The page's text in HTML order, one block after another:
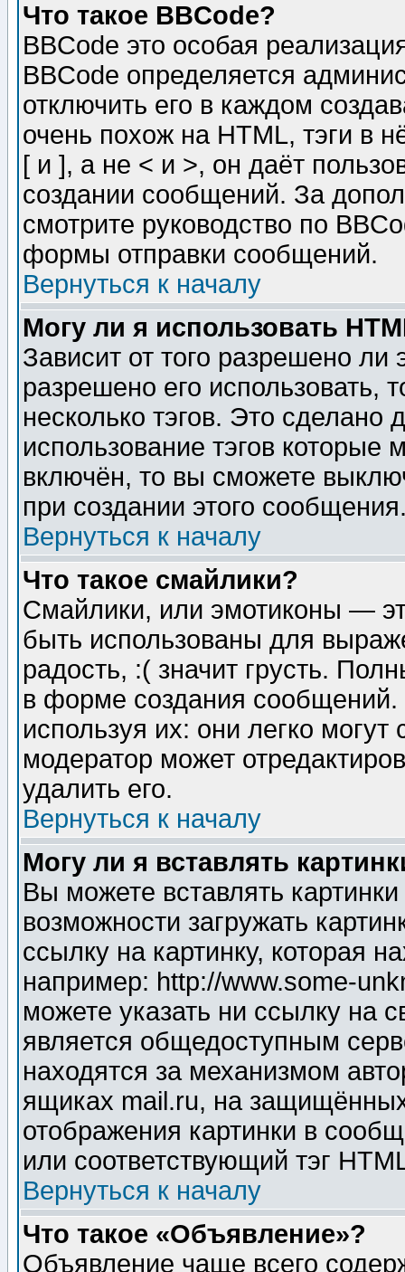
Что такое BBCode?
BBCode это особая
BBCode определяется
отключить его в каждом
очень похож на HTML, тэги в
[ и ], а не < и >, он даёт
создании сообщений. За
смотрите руководство по
формы отправки сообщений.
Вернуться к началу
Могу ли я использовать
Зависит от того разрешено
разрешено его использовать,
несколько тэгов. Это сделано
использование тэгов
включён, то вы сможете
при создании этого
Вернуться к началу
Что такое смайлики?
Смайлики, или эмотиконы —
быть использованы для
радость, :( значит грусть.
в форме создания сообщений.
используя их: они легко
модератор может
удалить его.
Вернуться к началу
Могу ли я вставлять
Вы можете вставлять
возможности загружать
ссылку на картинку, которая
например: http://www.some-
можете указать ни ссылку на
является общедоступным
находятся за механизмом
ящиках mail.ru, на
отображения картинки в
или соответствующий тэг
Вернуться к началу
Что такое «Объявление»?
Объявление чаще всего